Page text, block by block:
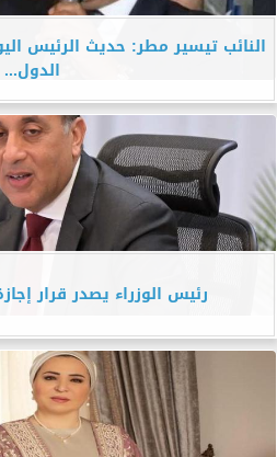
النائب تيسير مطر: حديث الرئيس
الدول...
رئيس الوزراء يصدر قرار